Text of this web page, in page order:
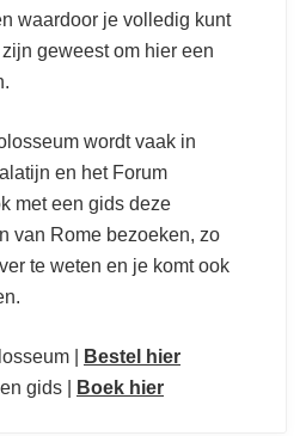
waardoor je volledig kunt
geweest om hier een
wordt vaak in
en het Forum
met een gids deze
van Rome bezoeken, zo
te weten en je komt ook
|
Bestel hier
gids |
Boek hier